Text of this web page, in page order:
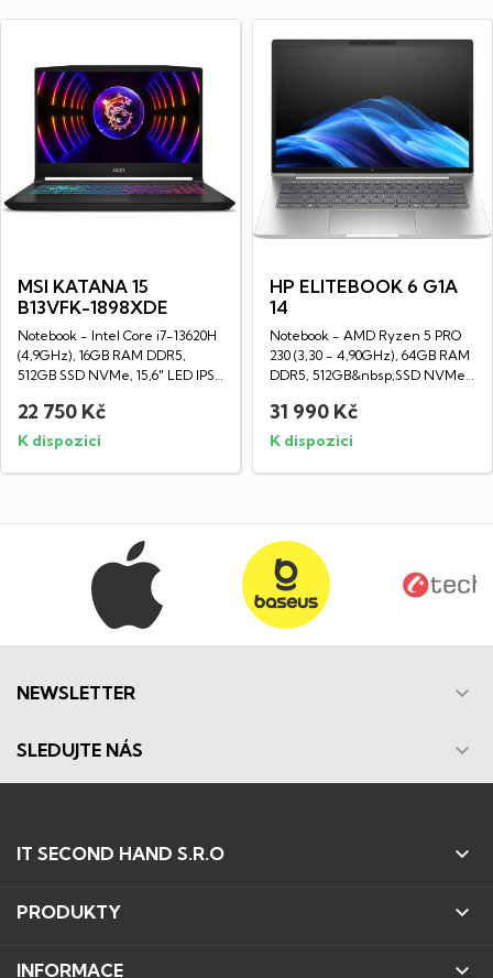
MSI KATANA 15
B13VFK-1898XDE
Notebook - Intel Core i7-13620H
(4,9GHz), 16GB RAM DDR5,
512GB SSD NVMe, 15,6" LED IPS
22 750 Kč
K dispozici
HP ELITEBOOK 6 G1A
14
Notebook - AMD Ryzen 5 PRO
230 (3,30 - 4,90GHz), 64GB RAM
DDR5, 512GB&nbsp;SSD NVMe,
31 990 Kč
K dispozici
NEWSLETTER 
SLEDUJTE NÁS 
IT SECOND HAND S.R.O 
PRODUKTY 
INFORMACE 